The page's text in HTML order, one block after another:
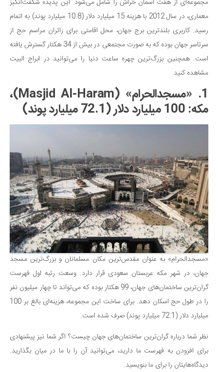
مجموعه‌ای از هفت آسمان خراش را شامل می‌شود. این پدیده شگفت‌انگیز
معماری، در سال 2012 با هزینه 15 میلیارد دلار (10.8 میلیارد پوند) به اتمام
رسید. کاربری بلندترین برج جهان، محل اقامتی برای زائران مراسم حج از
سرتاسر جهان بوده که به صورت مجتمعی در بیش از 34 هکتار گسترش یافته
است. همچنین بزرگ‌ترین چهره ساعت دنیا را می‌توانید در ابراج البیت
مشاهده کنید.
1. «مسجدالحرام» (Masjid Al-Haram)،
مکه: 100 میلیارد دلار (72.1 میلیارد پوند)
«مسجدالحرام» به عنوان مقدس‌ترین مکان مسلمانان و بزرگ‌ترین مسجد
جهان، در شهر مکه عربستان سعودی قرار دارد. وسعت رتبه اول فهرست
گران‌ترین ساختمان‌های جهان، 99 هکتار بوده که می‌تواند تا چهار میلیون نفر
را در طول حج اسکان دهد. برای ساخت این مجموعه، هزینه‌ای بالغ بر 100
میلیارد دلار (72.1 میلیارد پوند) صرف شده است.
نظر شما درباره گران‌ترین ساختمان‌های جهان چیست؟ اگر شما نیز پیشنهادی
برای افزودن به فهرست ما دارید، می‌توانید آن را با ما در میان بگذارید.
دیدگاه‌هایتان را برای ما بنویسید.